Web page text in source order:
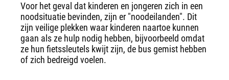
Voor het geval dat kinderen en jongeren zich in een
noodsituatie bevinden, zijn er "noodeilanden". Dit
zijn veilige plekken waar kinderen naartoe kunnen
gaan als ze hulp nodig hebben, bijvoorbeeld omdat
ze hun fietssleutels kwijt zijn, de bus gemist hebben
of zich bedreigd voelen.